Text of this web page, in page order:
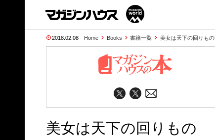
2018.02.08 Home Books 書籍一覧 美女は天下の回りもの
美女は天下の回りもの